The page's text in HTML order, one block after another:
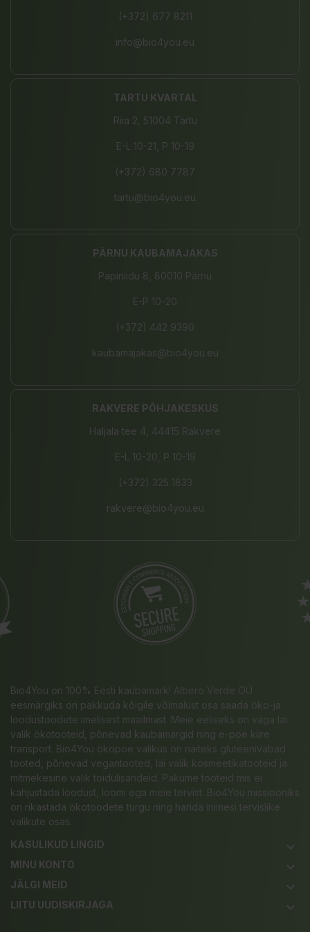
(+372) 677 8211
info@bio4you.eu
TARTU KVARTAL
Riia 2, 51004 Tartu
E-L 10-21, P 10-19
(+372) 680 7787
tartu@bio4you.eu
PÄRNU KAUBAMAJAKAS
Papiniidu 8, 80010 Pärnu
E-P 10-20
(+372) 442 9390
kaubamajakas@bio4you.eu
RAKVERE PÕHJAKESKUS
Haljala tee 4, 44415 Rakvere
E-L 10-20, P 10-19
(+372) 325 1833
rakvere@bio4you.eu
Bio4You on 100% Eesti kaubamärk! Albero Verde OÜ
eesmärgiks on pakkuda kõigile võimalust osa saada öko-ja
loodustoodete imelisest maailmast. Meie eeliseks on väga lai
valik ökotooteid, põnevad kaubamärgid ning e-poe kiire
transport. Bio4You ökopoe valikus on näiteks gluteenivabad
tooted, põnevad vegantooted, lai valik kosmeetikatooteid ja
mitmekesine valik toidulisandeid. Pakume tooteid mis ei
kahjustada loodust, loomi ega meie tervist. Bio4You missiooniks
on rikastada ökotoodete turgu ning harida inimesi tervislike
valikute osas.
KASULIKUD LINGID
keyboard_arrow_down
MINU KONTO keyboard_arrow_down
JÄLGI MEID keyboard_arrow_down
LIITU UUDISKIRJAGA keyboard_arrow_down